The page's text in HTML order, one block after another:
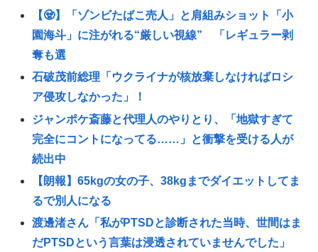
【🧟】「ゾンビたばこ売人」と肩組みショット「小
園海斗」に注がれる“厳しい視線” 「レギュラー剥
奪も選
石破茂前総理「ウクライナが核放棄しなければロシ
ア侵攻しなかった」！
ジャンポケ斎藤と代理人のやりとり、「地獄すぎて
完全にコントになってる……」と衝撃を受ける人が
続出中
【朗報】65kgの女の子、38kgまでダイエットしてま
るで別人になる
渡邊渚さん「私がPTSDと診断された当時、世間はま
だPTSDという言葉は浸透されていませんでした」